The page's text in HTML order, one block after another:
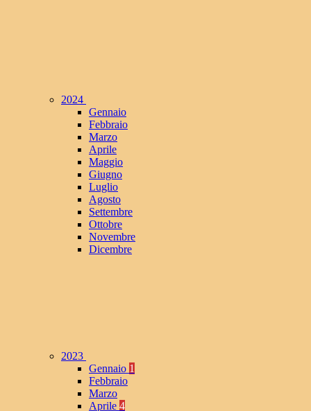
2024
Gennaio
Febbraio
Marzo
Aprile
Maggio
Giugno
Luglio
Agosto
Settembre
Ottobre
Novembre
Dicembre
2023
Gennaio 1
Febbraio
Marzo
Aprile 4